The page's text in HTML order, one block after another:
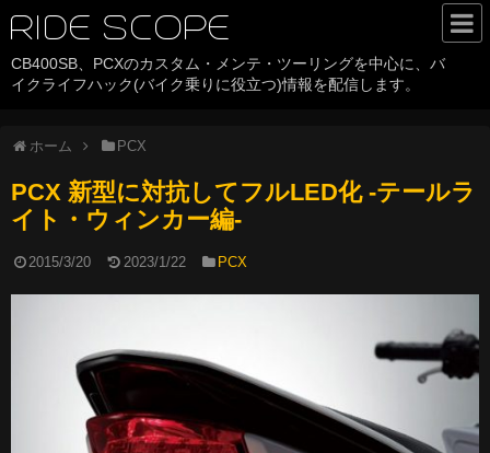
RIDE SCOPE
CB400SB、PCXのカスタム・メンテ・ツーリングを中心に、バ
イクライフハック(バイク乗りに役立つ)情報を配信します。
ホーム PCX
PCX 新型に対抗してフルLED化 -テールラ
イト・ウィンカー編-
2015/3/20 2023/1/22 PCX
HOME
CB400SB
PCX
History
サイトについて